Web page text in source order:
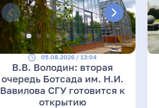
05.08.2026 / 13:04
В.В. Володин: вторая
очередь Ботсада им. Н.И.
Вавилова СГУ готовится к
открытию